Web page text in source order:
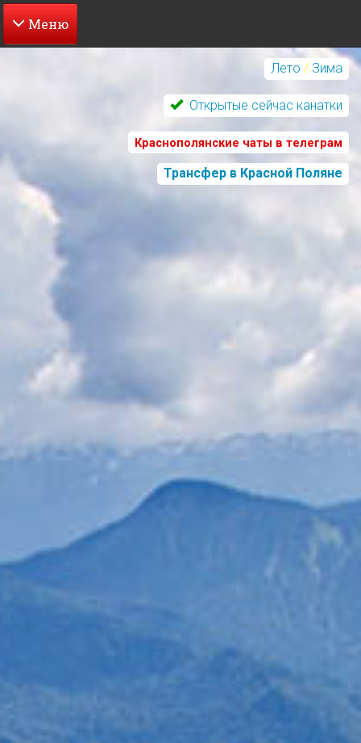
Перейти
Лето / Зима
Открытые сейчас канатки
Краснополянские чаты в телеграм
Трансфер в Красной Поляне